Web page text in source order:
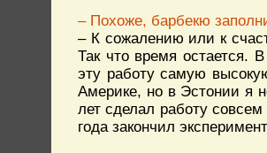
– Похоже, барбекю
– К сожалению или к
Так что время остается.
эту работу самую
Америке, но в Эстонии я
лет сделал работу
года закончил